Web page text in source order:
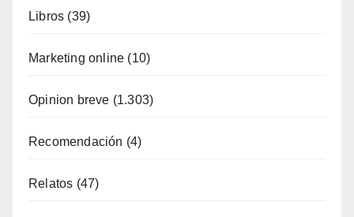
Libros (39)
Marketing online (10)
Opinion breve (1.303)
Recomendación (4)
Relatos (47)